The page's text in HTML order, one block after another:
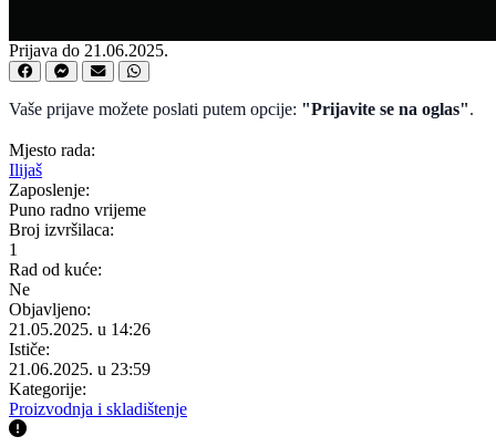
Prijava do 21.06.2025.
Vaše prijave možete poslati putem opcije: "Prijavite se na oglas".
Mjesto rada:
Ilijaš
Zaposlenje:
Puno radno vrijeme
Broj izvršilaca:
1
Rad od kuće:
Ne
Objavljeno:
21.05.2025. u 14:26
Ističe:
21.06.2025. u 23:59
Kategorije:
Proizvodnja i skladištenje